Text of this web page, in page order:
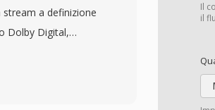
Il
il
a definizione
Dolby Digital,
presenti sui DVD.